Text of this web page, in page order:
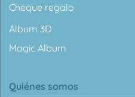
Cheque regalo
Álbum 3D
Magic Album
Quiénes somos